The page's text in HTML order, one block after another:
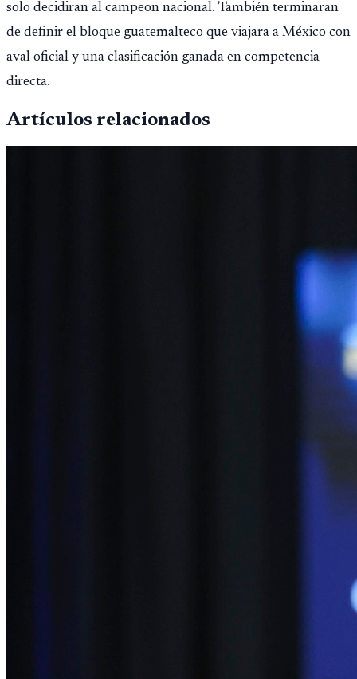
solo decidiran al campeon nacional. También terminaran
de definir el bloque guatemalteco que viajara a México con
aval oficial y una clasificación ganada en competencia
directa.
Artículos relacionados